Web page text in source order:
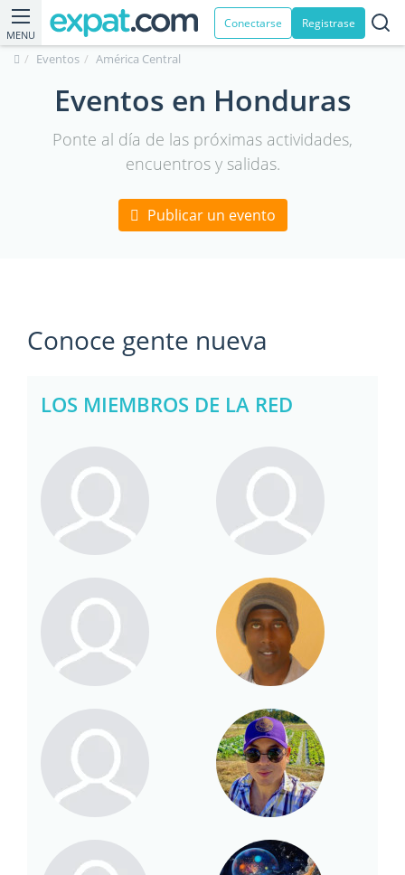
MENU
Conectarse Registrase
Eventos América Central
Eventos en Honduras
Ponte al día de las próximas actividades,
encuentros y salidas.
Publicar un evento
Conoce gente nueva
LOS MIEMBROS DE LA RED